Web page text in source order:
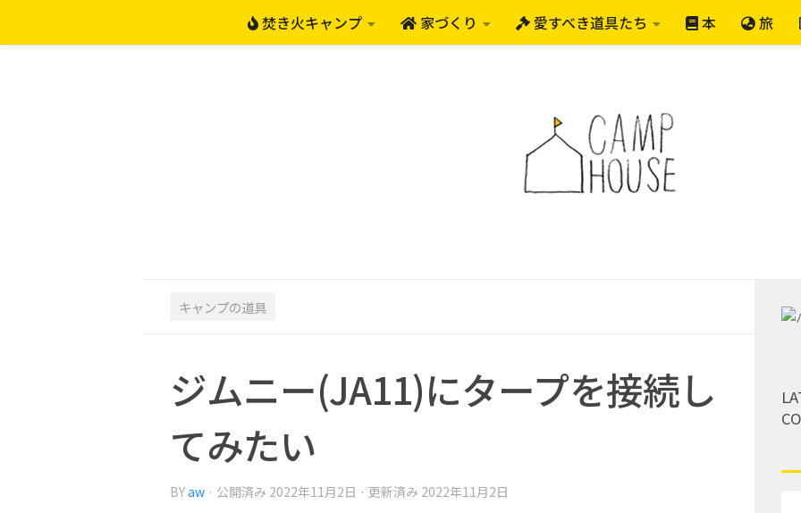
焚き火キャンプ 家づくり 愛すべき道具たち 本 旅
キャンプの道具
ジムニー(JA11)にタープを接続し
てみたい
BYaw · 公開済み 2022年11月2日 · 更新済み 2022年11月2日